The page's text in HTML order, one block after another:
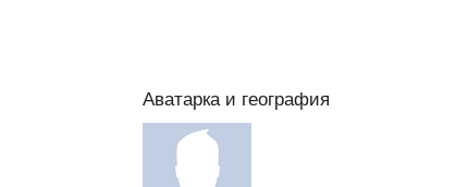
Аватарка и география